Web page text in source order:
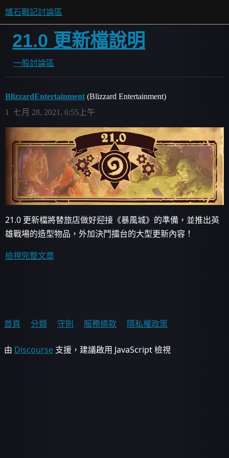
爐石戰記討論區
21.0 更新檔說明
一般討論區
BlizzardEntertainment (Blizzard Entertainment)
七月 28, 2021, 6:55上午
1
21.0 更新檔將替旅店做好迎接《暴風城》的準備，並推出英
雄戰場的造型物品，外加決鬥擂台的大型更新內容！
檢視完整文章
首頁 分類 守則 服務條款 隱私權政策
由 Discourse 支援，建議啟用 JavaScript 檢視